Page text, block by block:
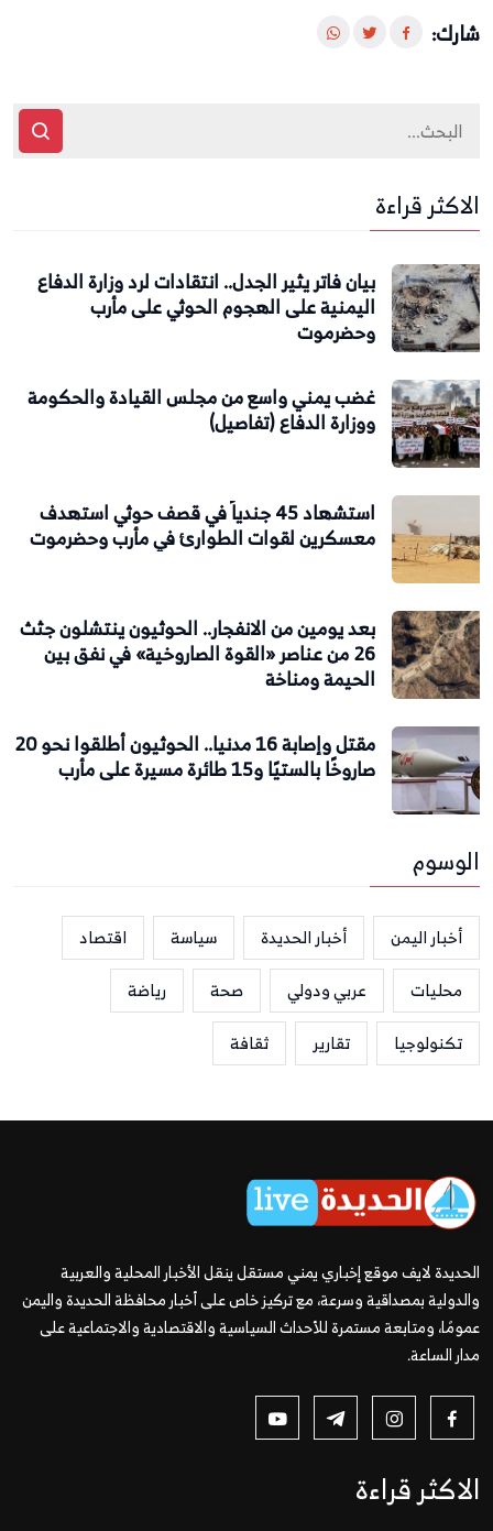
شارك:
الاكثر قراءة
بيان فاتر يثير الجدل.. انتقادات لرد وزارة الدفاع
اليمنية على الهجوم الحوثي على مأرب
وحضرموت
غضب يمني واسع من مجلس القيادة والحكومة
ووزارة الدفاع (تفاصيل)
استشهاد 45 جندياً في قصف حوثي استهدف
معسكرين لقوات الطوارئ في مأرب وحضرموت
بعد يومين من الانفجار.. الحوثيون ينتشلون جثث
26 من عناصر «القوة الصاروخية» في نفق بين
الحيمة ومناخة
مقتل وإصابة 16 مدنيا.. الحوثيون أطلقوا نحو 20
صاروخًا بالستيًا و15 طائرة مسيرة على مأرب
الوسوم
أخبار اليمن أخبار الحديدة سياسة
اقتصاد
محليات
عربي ودولي صحة
رياضة
تكنولوجيا
تقارير ثقافة
الحديدة لايف موقع إخباري يمني مستقل ينقل الأخبار المحلية والعربية
والدولية بمصداقية وسرعة، مع تركيز خاص على أخبار محافظة الحديدة واليمن
عمومًا، ومتابعة مستمرة للأحداث السياسية والاقتصادية والاجتماعية على
مدار الساعة.
الاكثر قراءة